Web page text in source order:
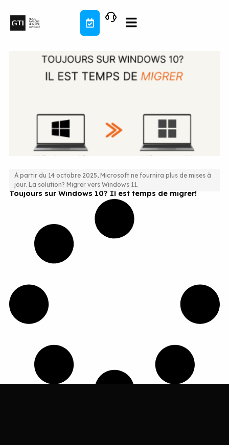
contenu
Toujours sur Windows 10? Il est temps de migrer!
À partir du 14 octobre 2025, Microsoft ne fournira plus de mises à
jour. La solution? Migrer vers Windows 11.